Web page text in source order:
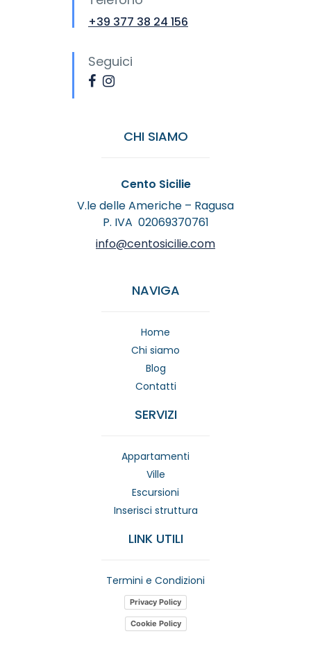
+39 377 38 24 156
Seguici
CHI SIAMO
Cento Sicilie
V.le delle Americhe – Ragusa
P. IVA 02069370761
info@centosicilie.com
NAVIGA
Home
Chi siamo
Blog
Contatti
SERVIZI
Appartamenti
Ville
Escursioni
Inserisci struttura
LINK UTILI
Termini e Condizioni
Privacy Policy
Cookie Policy